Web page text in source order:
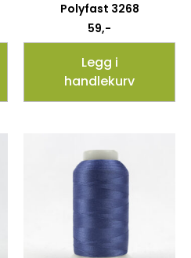
Polyfast 3268
59,-
Legg i
handlekurv